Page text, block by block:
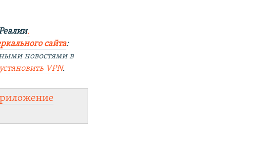
.
сайта:
новостями в
установить VPN.